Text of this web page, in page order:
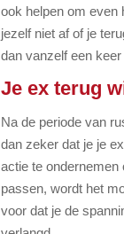
ook helpen om even
jezelf niet af of je
dan vanzelf een
Je ex terug
Na de periode van
dan zeker dat je je
actie te ondernemen
passen, wordt het
voor dat je de